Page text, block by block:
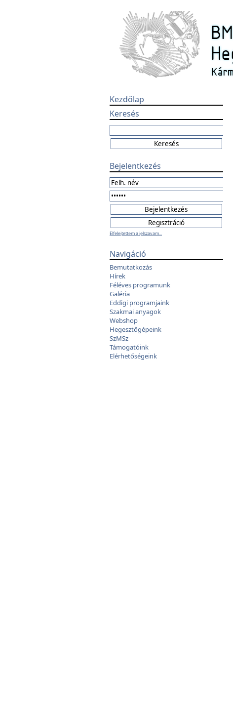
Kezdőlap
Keresés
Bejelentkezés
Elfelejtettem a jelszavam...
Navigáció
Bemutatkozás
Hírek
Féléves programunk
Galéria
Eddigi programjaink
Szakmai anyagok
Webshop
Hegesztőgépeink
SzMSz
Támogatóink
Elérhetőségeink